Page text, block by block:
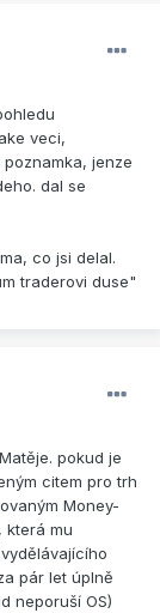
veci,
jenze
dal se
co jsi delal.
traderovi duse"
pokud je
citem pro trh
Money-
která mu
pár let úplně
neporuší OS)